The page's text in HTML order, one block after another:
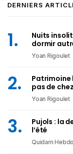
DERNIERS
Nuits
dormir
Yoan Rigoulet
pas de
Yoan Rigoulet
Pujols : la
l’été
Quidam Hebdo